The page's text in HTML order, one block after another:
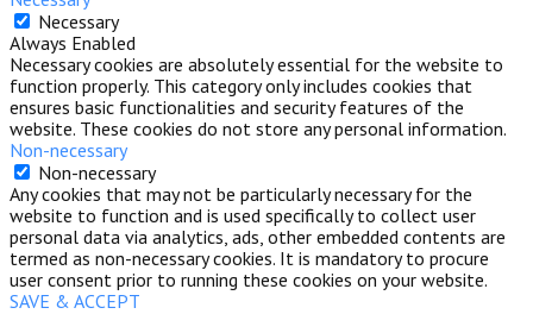
Necessary
Always Enabled
Necessary cookies are absolutely essential for the website to
function properly. This category only includes cookies that
ensures basic functionalities and security features of the
website. These cookies do not store any personal information.
Non-necessary
Non-necessary
Any cookies that may not be particularly necessary for the
website to function and is used specifically to collect user
personal data via analytics, ads, other embedded contents are
termed as non-necessary cookies. It is mandatory to procure
user consent prior to running these cookies on your website.
SAVE & ACCEPT